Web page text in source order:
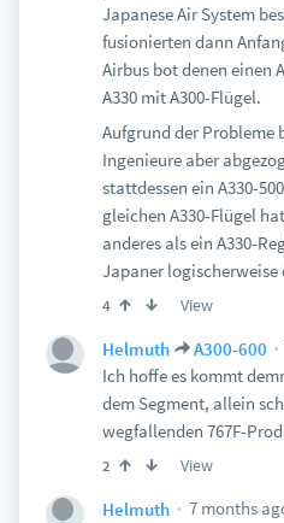
Japanese Air System
fusionierten dann
Airbus bot denen einen
A330 mit A300-Flügel.
Aufgrund der Probleme
Ingenieure aber
stattdessen ein A330-
gleichen A330-Flügel
anderes als ein A330-
Japaner
4 View
Helmuth A300-600
Ich hoffe es kommt
dem Segment, allein
wegfallenden 767F-
2 View
Helmuth
7 months